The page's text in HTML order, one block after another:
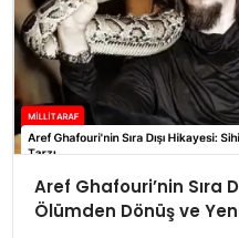
Aref Ghafouri’nin Sıra
Ölümden Dönüş ve